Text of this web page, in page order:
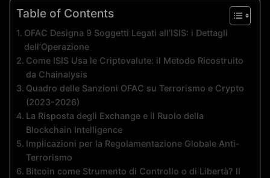
Table of Contents
OFAC Designa 9 Soggetti Legati all’ISIS: i Dettagli
dell’Operazione
Come ISIS Usa le Criptovalute: il Metodo Ricostruito
da Chainalysis
Quadro delle Sanzioni OFAC su Terrorismo e Crypto
(2023-2026)
La Risposta degli Exchange e il Ruolo della
Blockchain Intelligence
Implicazioni per la Regolamentazione Globale Anti-
Terrorismo
Bitcoin come Strumento di Controllo o di Libertà? Il